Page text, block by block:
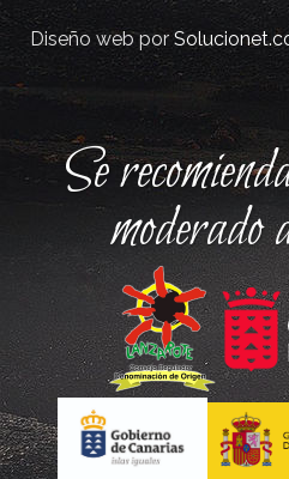
Diseño web por
Se
moderado